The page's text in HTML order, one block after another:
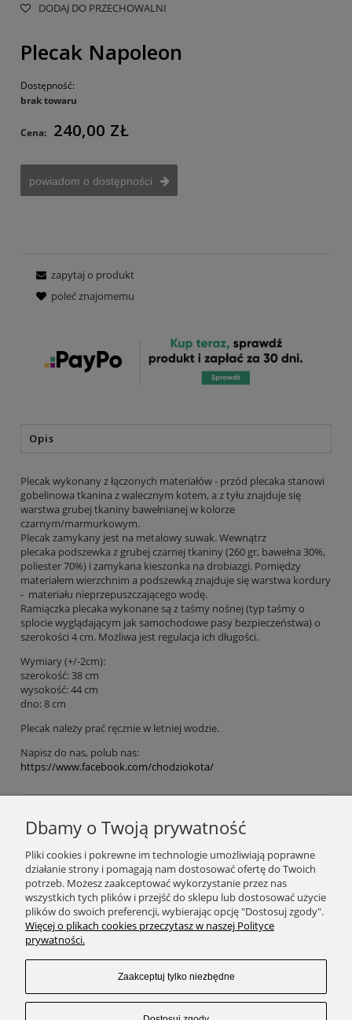
DODAJ DO PRZECHOWALNI
Plecak Napoleon
Dostępność:
brak towaru
Cena: 240,00 ZŁ
powiadom o dostępności
zapytaj o produkt
poleć znajomemu
Opis
Plecak wykonany z łączonych materiałów - przód plecaka stanowi
gobelinowa tkanina z walecznym kotem, a z tyłu znajduje się
warstwa grubej tkaniny bawełnianej w kolorze
czarnym/marmurkowym.
Plecak zamykany jest na metalowy suwak. Wewnątrz
plecaka podszewka z grubej czarnej tkaniny (260 gr, bawełna 30%,
poliester 70%) i zamykana kieszonka na drobiazgi. Pomiędzy
materiałem wierzchnim a podszewką znajduje się warstwa kordury
- materiału nieprzepuszczającego wodę.
Ramiączka plecaka wykonane są z taśmy nośnej (typ taśmy o
splocie wyglądającym jak samochodowe pasy bezpieczeństwa) o
szerokości 4 cm. Możliwa jest regulacja ich długości.
Wymiary (+/-2cm):
szerokość: 38 cm
wysokość: 44 cm
dno: 8 cm
Plecak należy prać ręcznie w letniej wodzie.
Napisz do nas, polub nas:
https://www.facebook.com/chodziokota/
Podaj swój adres e-mail, jeżeli chcesz otrzymywać
informacje o nowościach i promocjach.
Zapisz się
SKLEP
Dbamy o Twoją prywatność
Pliki cookies i pokrewne im technologie umożliwiają poprawne
działanie strony i pomagają nam dostosować ofertę do Twoich
potrzeb. Możesz zaakceptować wykorzystanie przez nas
wszystkich tych plików i przejść do sklepu lub dostosować użycie
plików do swoich preferencji, wybierając opcję "Dostosuj zgody".
Więcej o plikach cookies przeczytasz w naszej Polityce
prywatności.
Zaakceptuj tylko niezbędne